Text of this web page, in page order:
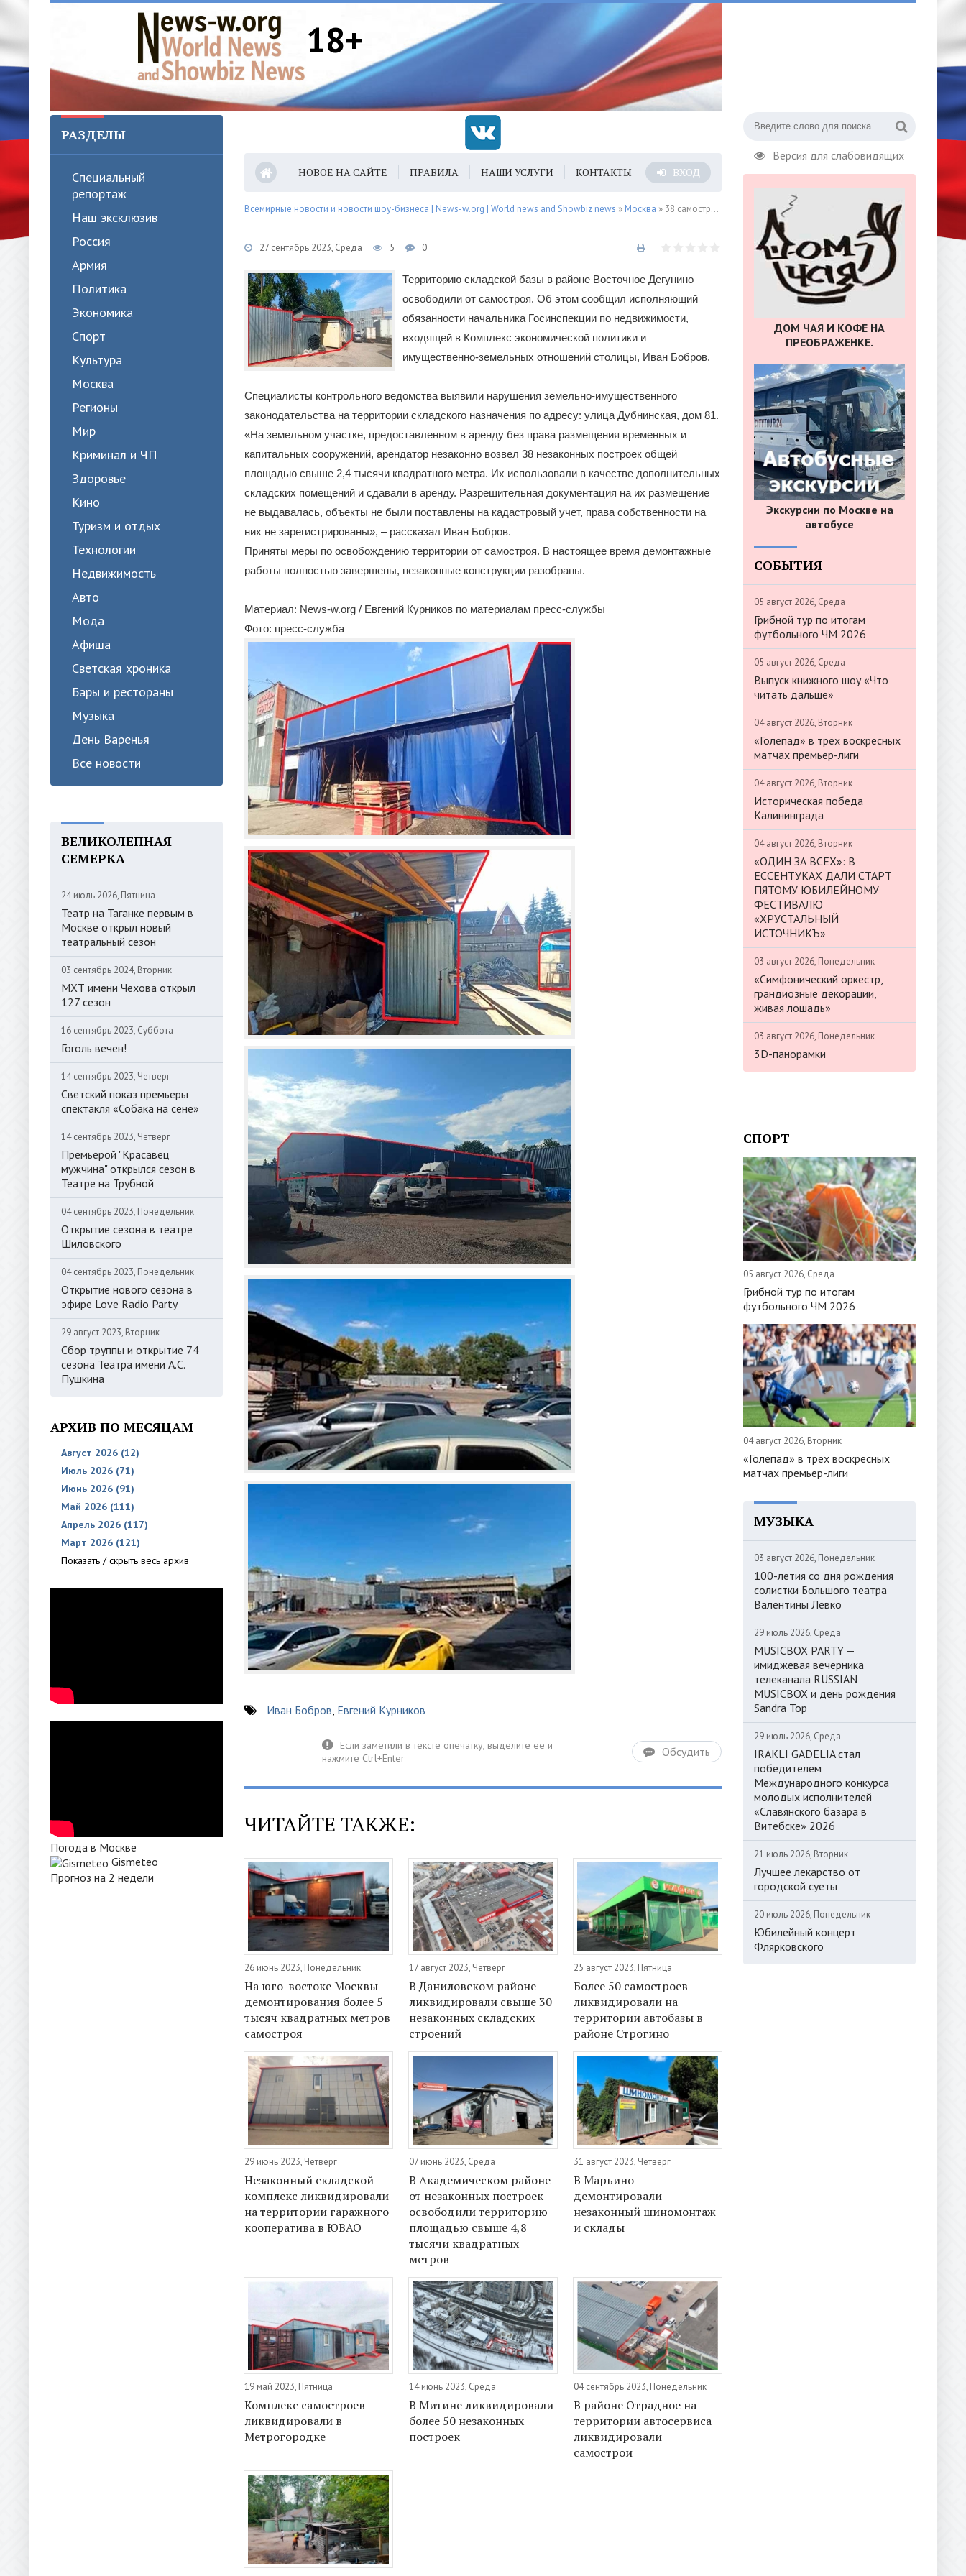
18+
Версия для слабовидящих
РАЗДЕЛЫ
Специальный
репортаж
Наш эксклюзив
Россия
Армия
Политика
Экономика
Спорт
Культура
Москва
Регионы
Мир
Криминал и ЧП
Здоровье
Кино
Туризм и отдых
Технологии
Недвижимость
Авто
Мода
Афиша
Светская хроника
Бары и рестораны
Музыка
День Варенья
Все новости
ВЕЛИКОЛЕПНАЯ
СЕМЕРКА
24 июль 2026, Пятница
Театр на Таганке первым в
Москве открыл новый
театральный сезон
03 сентябрь 2024, Вторник
МХТ имени Чехова открыл
127 сезон
16 сентябрь 2023, Суббота
Гоголь вечен!
14 сентябрь 2023, Четверг
Светский показ премьеры
спектакля «Собака на сене»
14 сентябрь 2023, Четверг
Премьерой "Красавец
мужчина" открылся сезон в
Театре на Трубной
04 сентябрь 2023, Понедельник
Открытие сезона в театре
Шиловского
04 сентябрь 2023, Понедельник
Открытие нового сезона в
эфире Love Radio Party
29 август 2023, Вторник
Сбор труппы и открытие 74
сезона Театра имени А.С.
Пушкина
АРХИВ ПО МЕСЯЦАМ
Август 2026 (12)
Июль 2026 (71)
Июнь 2026 (91)
Май 2026 (111)
Апрель 2026 (117)
Март 2026 (121)
Показать / скрыть весь архив
Погода в Москве
Gismeteo
Прогноз на 2 недели
НОВОЕ НА САЙТЕ ПРАВИЛА НАШИ УСЛУГИ КОНТАКТЫ ВХОД
Всемирные новости и новости шоу-бизнеса | News-w.org | World news and Showbiz news » Москва » 38 самостроев ликвидировали на территории складской базы в САО
27 сентябрь 2023, Среда 5 0
Территорию складской базы в районе Восточное Дегунино
освободили от самостроя. Об этом сообщил исполняющий
обязанности начальника Госинспекции по недвижимости,
входящей в Комплекс экономической политики и
имущественно-земельных отношений столицы, Иван Бобров.
Специалисты контрольного ведомства выявили нарушения земельно-имущественного
законодательства на территории складского назначения по адресу: улица Дубнинская, дом 81.
«На земельном участке, предоставленном в аренду без права размещения временных и
капитальных сооружений, арендатор незаконно возвел 38 незаконных построек общей
площадью свыше 2,4 тысячи квадратного метра. Их использовали в качестве дополнительных
складских помещений и сдавали в аренду. Разрешительная документация на их размещение
не выдавалась, объекты не были поставлены на кадастровый учет, права собственности на
них не зарегистрированы», – рассказал Иван Бобров.
Приняты меры по освобождению территории от самостроя. В настоящее время демонтажные
работы полностью завершены, незаконные конструкции разобраны.
Материал: News-w.org / Евгений Курников по материалам пресс-службы
Фото: пресс-служба
Иван Бобров, Евгений Курников
Обсудить
ЧИТАЙТЕ ТАКЖЕ:
26 июнь 2023, Понедельник
На юго-востоке Москвы
демонтирования более 5
тысяч квадратных метров
самостроя
17 август 2023, Четверг
В Даниловском районе
ликвидировали свыше 30
незаконных складских
строений
25 август 2023, Пятница
Более 50 самостроев
ликвидировали на
территории автобазы в
районе Строгино
29 июнь 2023, Четверг
Незаконный складской
комплекс ликвидировали
на территории гаражного
кооператива в ЮВАО
07 июнь 2023, Среда
В Академическом районе
от незаконных построек
освободили территорию
площадью свыше 4,8
тысячи квадратных
метров
31 август 2023, Четверг
В Марьино
демонтировали
незаконный шиномонтаж
и склады
19 май 2023, Пятница
Комплекс самостроев
ликвидировали в
Метрогородке
14 июнь 2023, Среда
В Митине ликвидировали
более 50 незаконных
построек
04 сентябрь 2023, Понедельник
В районе Отрадное на
территории автосервиса
ликвидировали
самострои
ДОМ ЧАЯ И КОФЕ НА
ПРЕОБРАЖЕНКЕ.
Экскурсии по Москве на
автобусе
СОБЫТИЯ
05 август 2026, Среда
Грибной тур по итогам
футбольного ЧМ 2026
05 август 2026, Среда
Выпуск книжного шоу «Что
читать дальше»
04 август 2026, Вторник
«Голепад» в трёх воскресных
матчах премьер-лиги
04 август 2026, Вторник
Историческая победа
Калининграда
04 август 2026, Вторник
«ОДИН ЗА ВСЕХ»: В
ЕССЕНТУКАХ ДАЛИ СТАРТ
ПЯТОМУ ЮБИЛЕЙНОМУ
ФЕСТИВАЛЮ
«ХРУСТАЛЬНЫЙ
ИСТОЧНИКЪ»
03 август 2026, Понедельник
«Симфонический оркестр,
грандиозные декорации,
живая лошадь»
03 август 2026, Понедельник
3D-панорамки
СПОРТ
05 август 2026, Среда
Грибной тур по итогам
футбольного ЧМ 2026
04 август 2026, Вторник
«Голепад» в трёх воскресных
матчах премьер-лиги
МУЗЫКА
03 август 2026, Понедельник
100-летия со дня рождения
солистки Большого театра
Валентины Левко
29 июль 2026, Среда
MUSICBOX PARTY —
имиджевая вечерника
телеканала RUSSIAN
MUSICBOX и день рождения
Sandra Top
29 июль 2026, Среда
IRAKLI GADELIA стал
победителем
Международного конкурса
молодых исполнителей
«Славянского базара в
Витебске» 2026
21 июль 2026, Вторник
Лучшее лекарство от
городской суеты
20 июль 2026, Понедельник
Юбилейный концерт
Флярковского